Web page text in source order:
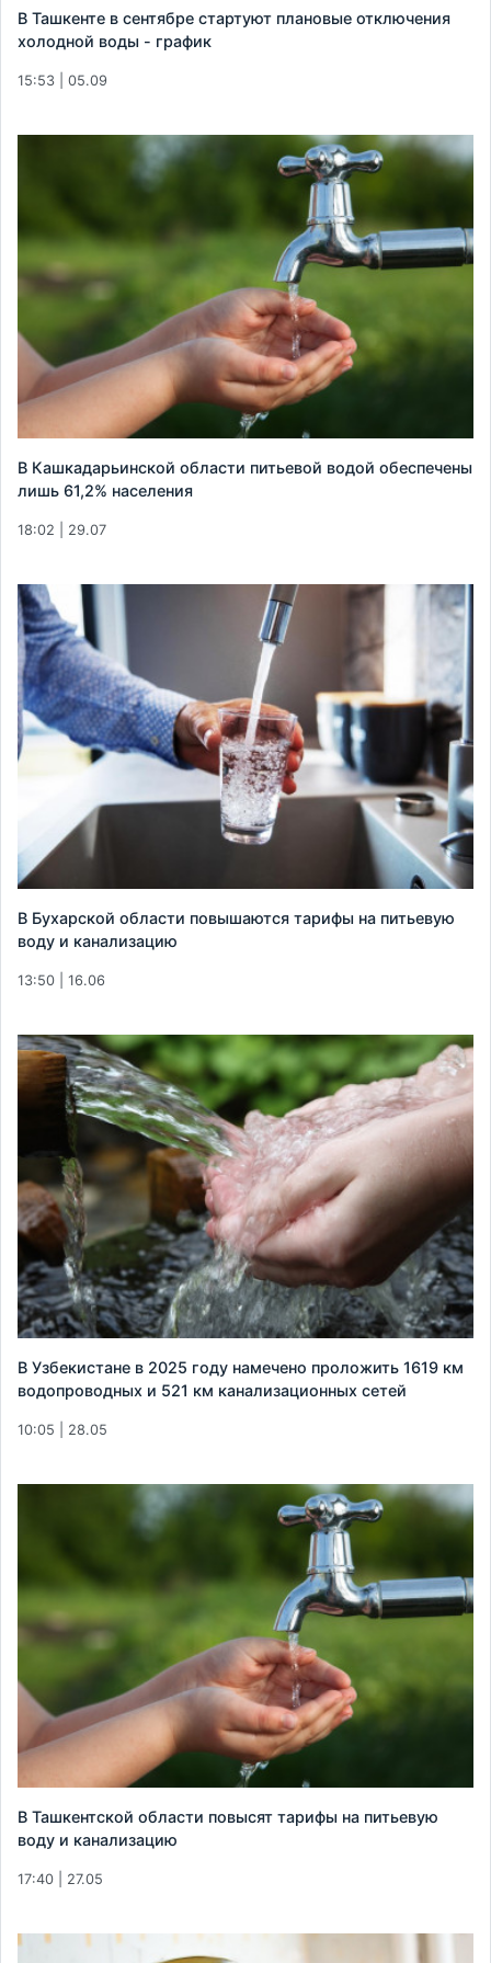
В Ташкенте в сентябре стартуют плановые отключения
холодной воды - график
15:53 | 05.09
В Кашкадарьинской области питьевой водой обеспечены
лишь 61,2% населения
18:02 | 29.07
В Бухарской области повышаются тарифы на питьевую
воду и канализацию
13:50 | 16.06
В Узбекистане в 2025 году намечено проложить 1619 км
водопроводных и 521 км канализационных сетей
10:05 | 28.05
В Ташкентской области повысят тарифы на питьевую
воду и канализацию
17:40 | 27.05